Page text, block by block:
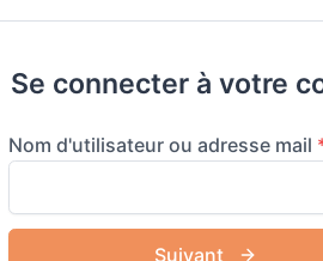
Se connecter à votre